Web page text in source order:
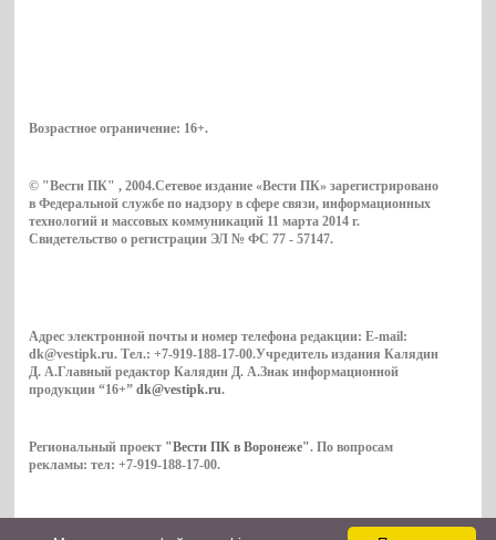
Возрастное ограничение: 16+.
© "Вести ПК" , 2004.Сетевое издание «Вести ПК» зарегистрировано
в Федеральной службе по надзору в сфере связи, информационных
технологий и массовых коммуникаций 11 марта 2014 г.
Свидетельство о регистрации ЭЛ № ФС 77 - 57147.
Адрес электронной почты и номер телефона редакции: E-mail:
dk@vestipk.ru. Тел.: +7-919-188-17-00.Учредитель издания Калядин
Д. А.Главный редактор Калядин Д. А.Знак информационной
продукции “16+”dk@vestipk.ru.
Региональный проект "Вести ПК в Воронеже". По вопросам
рекламы: тел: +7-919-188-17-00.